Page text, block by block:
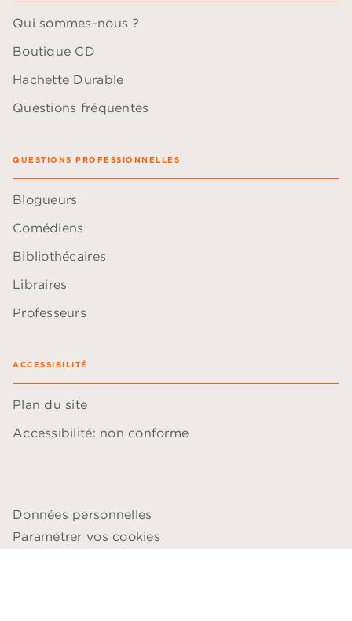
Qui sommes-nous ?
Boutique CD
Hachette Durable
Questions fréquentes
QUESTIONS PROFESSIONNELLES
Blogueurs
Comédiens
Bibliothécaires
Libraires
Professeurs
ACCESSIBILITÉ
Plan du site
Accessibilité: non conforme
Données personnelles
Paramétrer vos cookies